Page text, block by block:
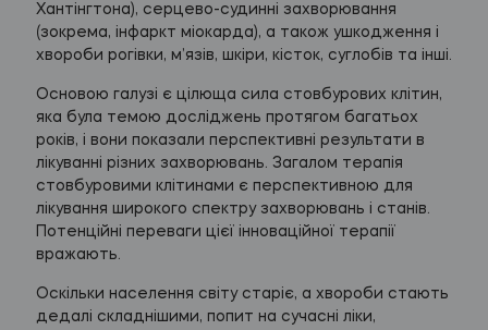
Хантінгтона), серцево-судинні захворювання
(зокрема, інфаркт міокарда), а також ушкодження і
хвороби рогівки, м’язів, шкіри, кісток, суглобів та інші.
Основою галузі є цілюща сила стовбурових клітин,
яка була темою досліджень протягом багатьох
років, і вони показали перспективні результати в
лікуванні різних захворювань. Загалом терапія
стовбуровими клітинами є перспективною для
лікування широкого спектру захворювань і станів.
Потенційні переваги цієї інноваційної терапії
вражають.
Оскільки населення світу старіє, а хвороби стають
дедалі складнішими, попит на сучасні ліки,